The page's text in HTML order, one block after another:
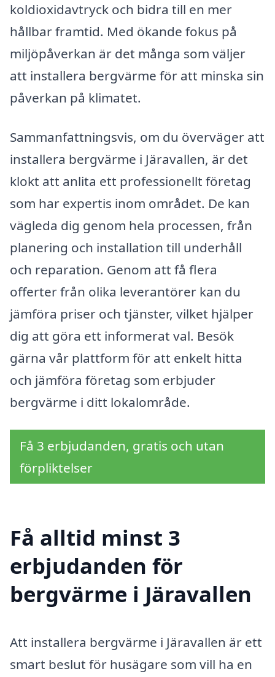
koldioxidavtryck och bidra till en mer
hållbar framtid. Med ökande fokus på
miljöpåverkan är det många som väljer
att installera bergvärme för att minska sin
påverkan på klimatet.
Sammanfattningsvis, om du överväger att
installera bergvärme i Järavallen, är det
klokt att anlita ett professionellt företag
som har expertis inom området. De kan
vägleda dig genom hela processen, från
planering och installation till underhåll
och reparation. Genom att få flera
offerter från olika leverantörer kan du
jämföra priser och tjänster, vilket hjälper
dig att göra ett informerat val. Besök
gärna vår plattform för att enkelt hitta
och jämföra företag som erbjuder
bergvärme i ditt lokalområde.
Få 3 erbjudanden, gratis och utan
förpliktelser
Få alltid minst 3
erbjudanden för
bergvärme i Järavallen
Att installera bergvärme i Järavallen är ett
smart beslut för husägare som vill ha en